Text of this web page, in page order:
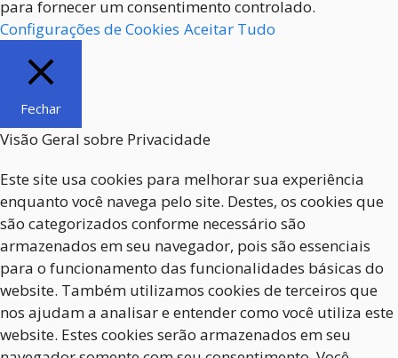
para fornecer um consentimento controlado.
Configurações de Cookies Aceitar Tudo
Fechar
Visão Geral sobre Privacidade
Este site usa cookies para melhorar sua experiência
enquanto você navega pelo site. Destes, os cookies que
são categorizados conforme necessário são
armazenados em seu navegador, pois são essenciais
para o funcionamento das funcionalidades básicas do
website. Também utilizamos cookies de terceiros que
nos ajudam a analisar e entender como você utiliza este
website. Estes cookies serão armazenados em seu